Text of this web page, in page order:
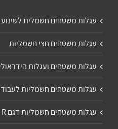
עגלות משטחים חשמלית לשינוע
עגלות משטחים חצי חשמליות
עגלות משטחים ועגלות
עגלות משטחים חשמליות
עגלות משטחים חשמליות דגם R